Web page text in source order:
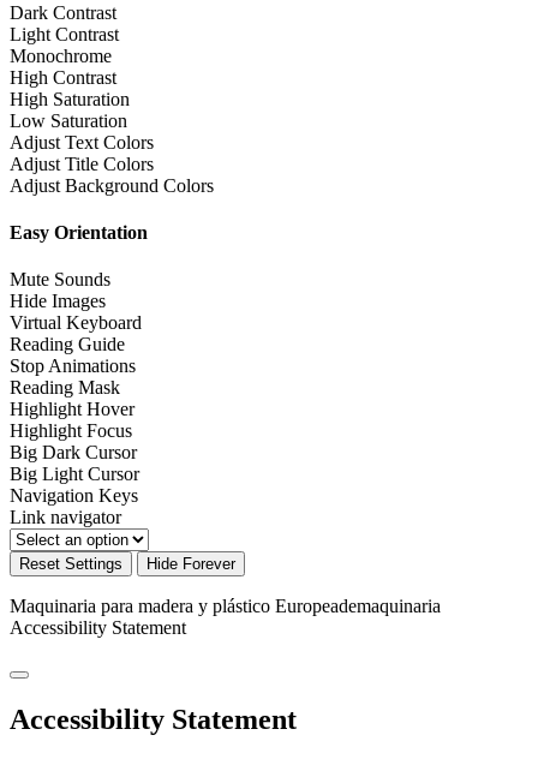
Dark Contrast
Light Contrast
Monochrome
High Contrast
High Saturation
Low Saturation
Adjust Text Colors
Adjust Title Colors
Adjust Background Colors
Easy Orientation
Mute Sounds
Hide Images
Virtual Keyboard
Reading Guide
Stop Animations
Reading Mask
Highlight Hover
Highlight Focus
Big Dark Cursor
Big Light Cursor
Navigation Keys
Link navigator
Reset Settings Hide Forever
Maquinaria para madera y plástico Europeademaquinaria
Accessibility Statement
Accessibility Statement